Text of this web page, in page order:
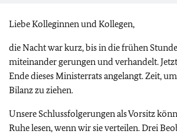
Liebe Kolleginnen und Kollegen,
die Nacht war kurz, bis in die frühen
miteinander gerungen und verhandelt.
Ende dieses Ministerrats angelangt. Zeit,
Bilanz zu ziehen.
Unsere Schlussfolgerungen als Vorsitz
Ruhe lesen, wenn wir sie verteilen. Drei